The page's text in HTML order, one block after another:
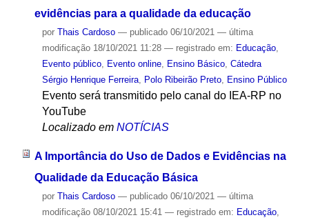
evidências para a qualidade da educação
por Thais Cardoso — publicado06/10/2021 — última
modificação18/10/2021 11:28 — registrado em: Educação,
Evento público, Evento online, Ensino Básico, Cátedra
Sérgio Henrique Ferreira, Polo Ribeirão Preto, Ensino Público
Evento será transmitido pelo canal do IEA-RP no
YouTube
Localizado em NOTÍCIAS
A Importância do Uso de Dados e Evidências na
Qualidade da Educação Básica
por Thais Cardoso — publicado06/10/2021 — última
modificação08/10/2021 15:41 — registrado em: Educação,